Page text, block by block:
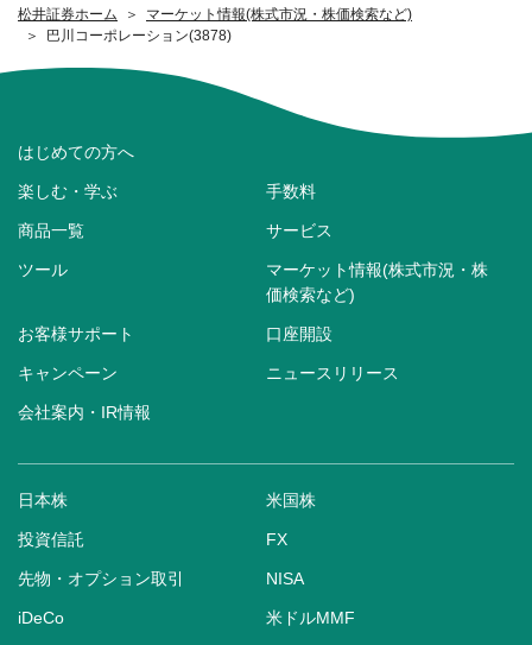
松井証券ホーム
マーケット情報(株式市況・株価検索など)
巴川コーポレーション(3878)
はじめての方へ
楽しむ・学ぶ 手数料
商品一覧 サービス
ツール
マーケット情報(株式市況・株
価検索など)
お客様サポート 口座開設
キャンペーン ニュースリリース
会社案内・IR情報
日本株 米国株
投資信託 FX
先物・オプション取引 NISA
iDeCo 米ドルMMF